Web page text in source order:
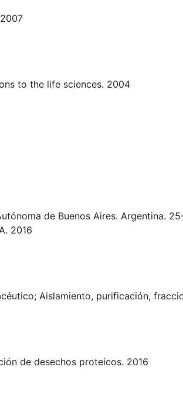
to the life sciences. 2004
de Buenos Aires. Argentina.
2016
Aislamiento, purificación,
de desechos proteicos. 2016